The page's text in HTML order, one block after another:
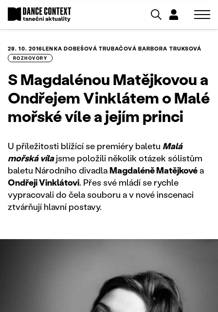
28. 10. 2016LENKA DOBEŠOVÁ TRUBAČOVÁ BARBORA TRUKSOVÁ
ROZHOVORY
S Magdalénou Matějkovou a
Ondřejem Vinklátem o Malé
mořské víle a jejím princi
U příležitosti blížící se premiéry baletu Malá
mořská vílajsme položili několik otázek sólistům
baletu Národního divadlaMagdaléně Matějkovéa
Ondřeji Vinklátovi. Přes své mládí se rychle
vypracovali do čela souboru a v nové inscenaci
ztvárňují hlavní postavy.